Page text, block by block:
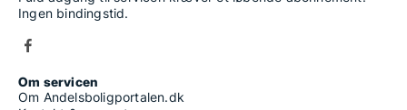
Ingen bindingstid.
Om servicen
Om Andelsboligportalen.dk